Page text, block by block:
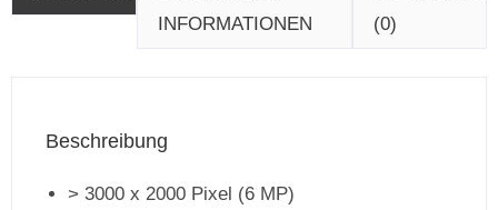
INFORMATIONEN
(0)
Beschreibung
> 3000 x 2000 Pixel (6 MP)